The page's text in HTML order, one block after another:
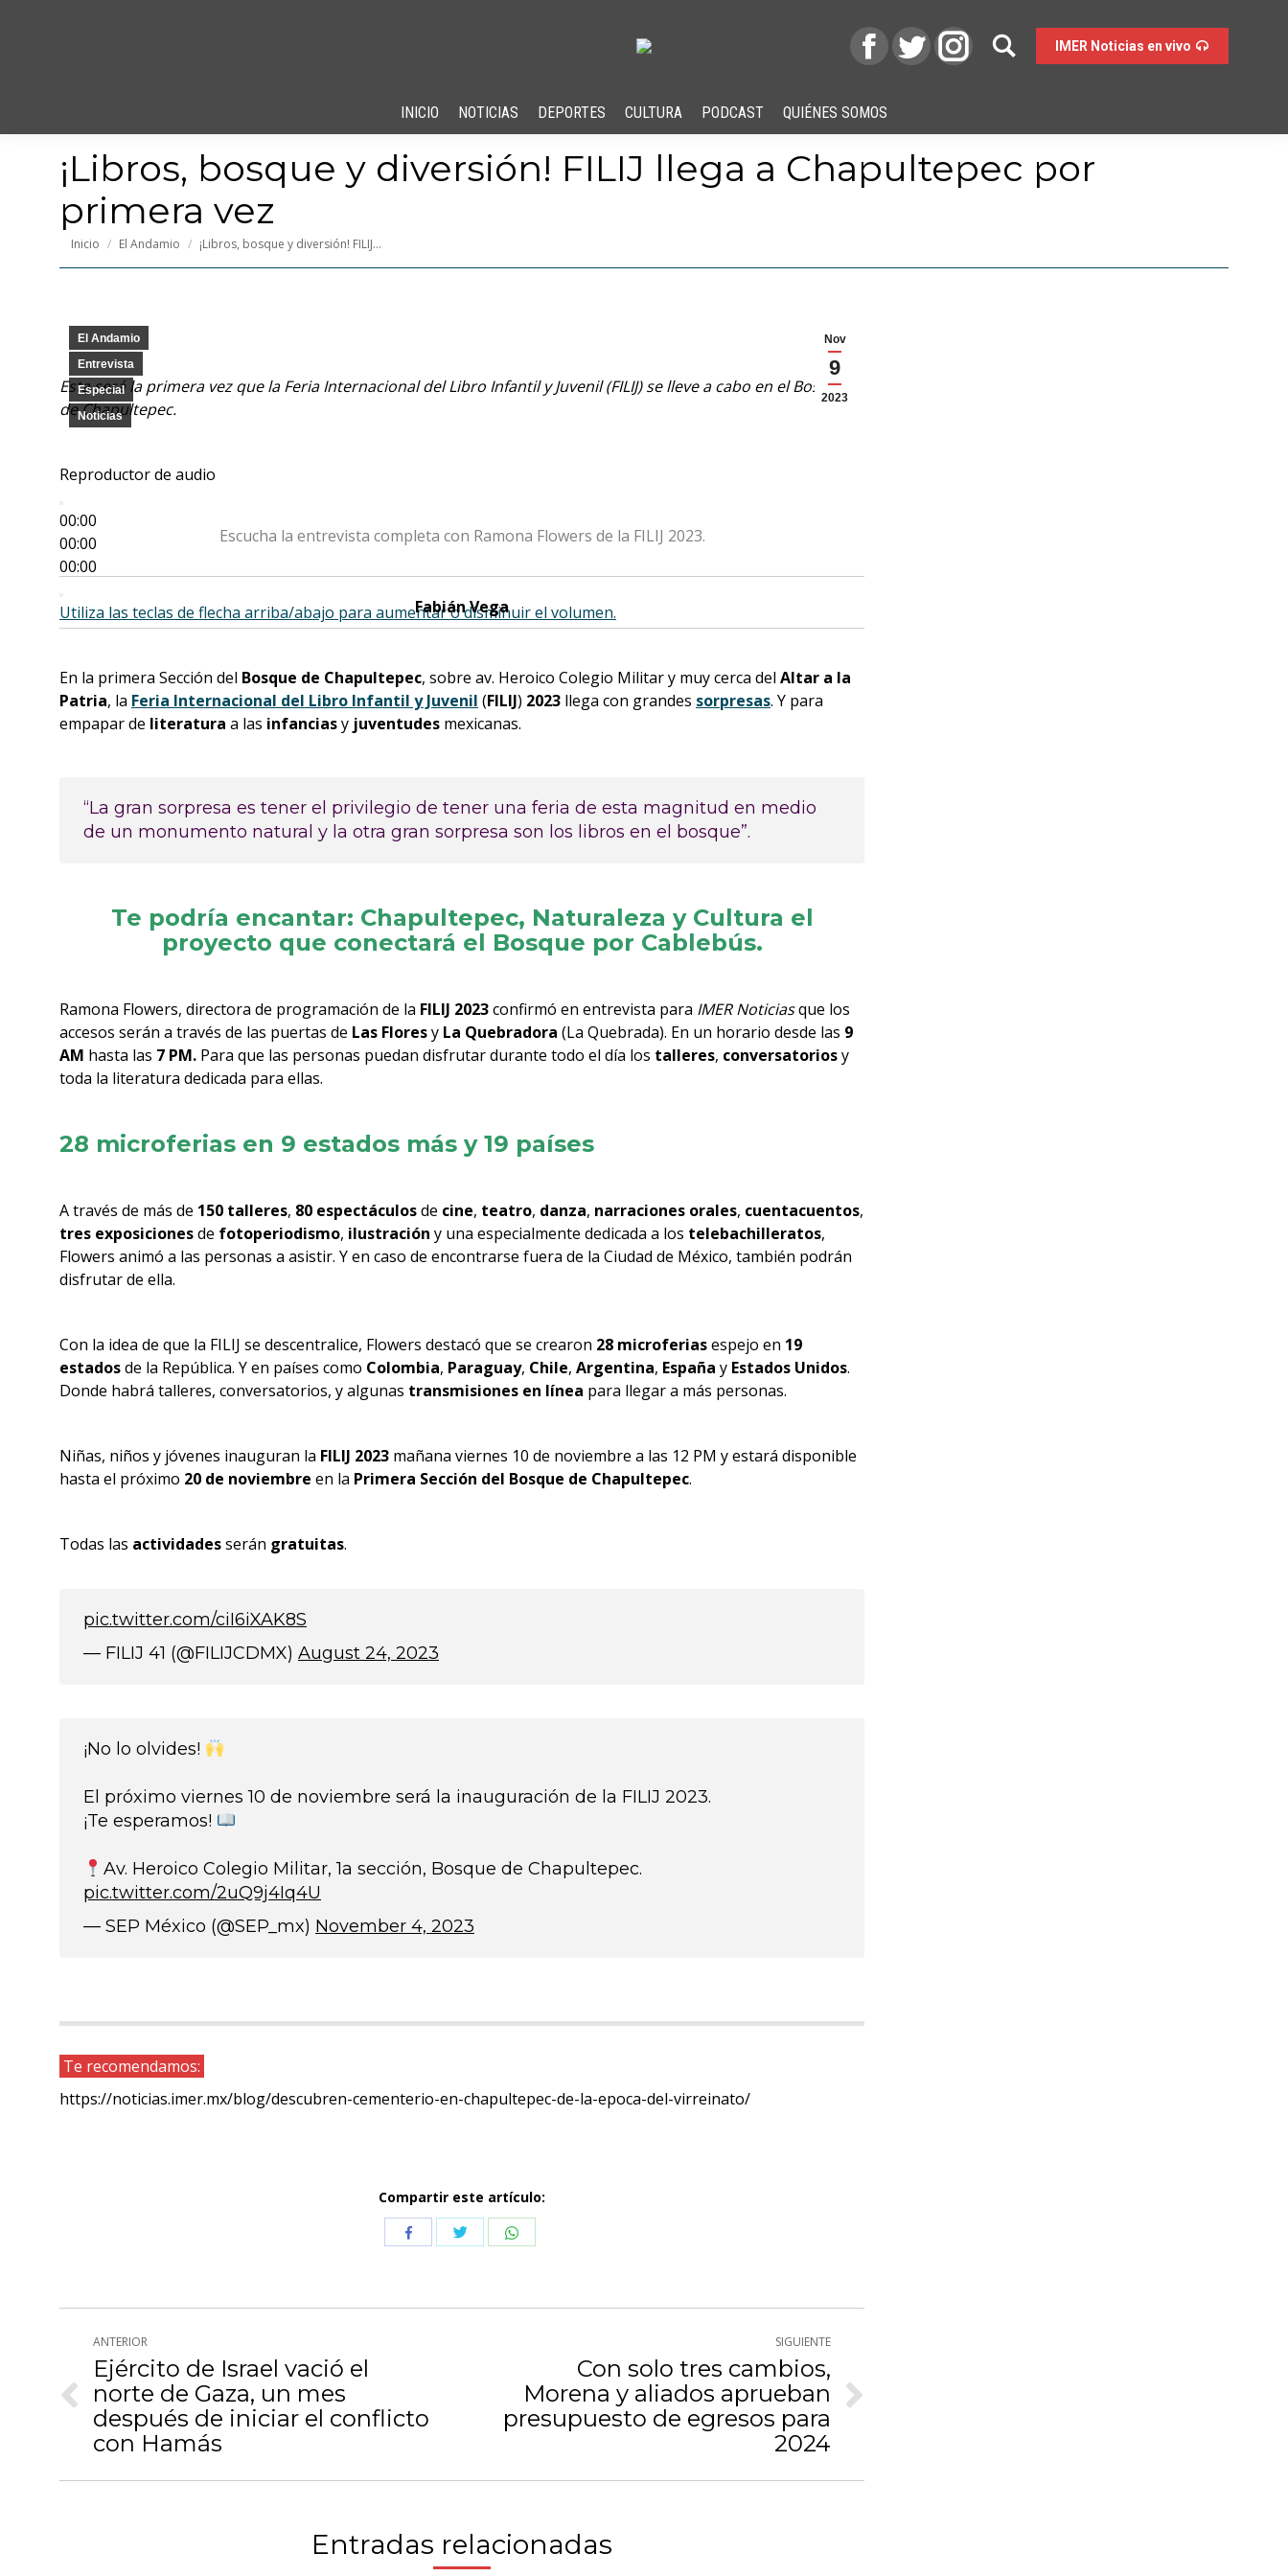
IMER Noticias en vivo
INICIO NOTICIAS DEPORTES CULTURA PODCAST QUIÉNES SOMOS
¡Libros, bosque y diversión! FILIJ llega a Chapultepec por
primera vez
Estás aquí:
Inicio El Andamio ¡Libros, bosque y diversión! FILIJ…
Nov
9
2023
El Andamio
Entrevista
Especial
Noticias
Esta será la primera vez que la Feria Internacional del Libro Infantil y Juvenil (FILIJ) se lleve a cabo en el Bosque
de Chapultepec.
Reproductor de audio
00:00
00:00
00:00
Utiliza las teclas de flecha arriba/abajo para aumentar o disminuir el volumen.
Escucha la entrevista completa con Ramona Flowers de la FILIJ 2023.
Fabián Vega
En la primera Sección del Bosque de Chapultepec, sobre av. Heroico Colegio Militar y muy cerca del Altar a la
Patria, la Feria Internacional del Libro Infantil y Juvenil (FILIJ) 2023 llega con grandes sorpresas. Y para
empapar de literatura a las infanciasy juventudes mexicanas.
“La gran sorpresa es tener el privilegio de tener una feria de esta magnitud en medio
de un monumento natural y la otra gran sorpresa son los libros en el bosque”.
Te podría encantar: Chapultepec, Naturaleza y Cultura el
proyecto que conectará el Bosque por Cablebús.
Ramona Flowers, directora de programación de la FILIJ 2023confirmó en entrevista para IMER Noticiasque los
accesos serán a través de las puertas de Las Floresy La Quebradora (La Quebrada). En un horario desde las 9
AM hasta las 7 PM. Para que las personas puedan disfrutar durante todo el día los talleres, conversatoriosy
toda la literatura dedicada para ellas.
28 microferias en 9 estados más y 19 países
A través de más de 150 talleres, 80 espectáculosde cine, teatro, danza, narraciones orales, cuentacuentos,
tres exposicionesde fotoperiodismo, ilustración y una especialmente dedicada a los telebachilleratos,
Flowers animó a las personas a asistir. Y en caso de encontrarse fuera de la Ciudad de México, también podrán
disfrutar de ella.
Con la idea de que la FILIJ se descentralice, Flowers destacó que se crearon 28 microferiasespejo en 19
estadosde la República. Y en países como Colombia, Paraguay, Chile, Argentina, España y Estados Unidos.
Donde habrá talleres, conversatorios, y algunas transmisiones en línea para llegar a más personas.
Niñas, niños y jóvenes inauguran la FILIJ 2023 mañana viernes 10 de noviembre a las 12 PM y estará disponible
hasta el próximo 20 de noviembre en la Primera Sección del Bosque de Chapultepec.
Todas las actividadesserán gratuitas.
pic.twitter.com/ciI6iXAK8S
— FILIJ 41 (@FILIJCDMX) August 24, 2023
¡No lo olvides!
El próximo viernes 10 de noviembre será la inauguración de la FILIJ 2023.
¡Te esperamos!
Av. Heroico Colegio Militar, 1a sección, Bosque de Chapultepec.
pic.twitter.com/2uQ9j4Iq4U
— SEP México (@SEP_mx) November 4, 2023
Te recomendamos:
https://noticias.imer.mx/blog/descubren-cementerio-en-chapultepec-de-la-epoca-del-virreinato/
Compartir este artículo:
CompartirCompartirCompartir
Navegación
entre
publicaciones
ANTERIOR
Publicación
anterior:
Ejército de Israel vació el
norte de Gaza, un mes
después de iniciar el conflicto
con Hamás
SIGUIENTE
Publicación
siguiente:
Con solo tres cambios,
Morena y aliados aprueban
presupuesto de egresos para
2024
Entradas relacionadas